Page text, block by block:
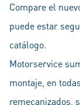
Compare el
puede estar
catálogo.
Motorservice
montaje, en
remecanizados,